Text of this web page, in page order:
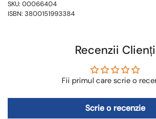
SKU: 00066404
ISBN: 3800151993384
Recenzii Clienți
Fii primul care scrie o
Scrie o recenzie